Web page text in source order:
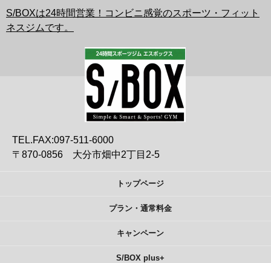
S/BOXは24時間営業！コンビニ感覚のスポーツ・フィット
ネスジムです。
TEL.FAX:097-511-6000
〒870-0856 大分市畑中2丁目2-5
トップページ
プラン・通常料金
キャンペーン
S/BOX plus+